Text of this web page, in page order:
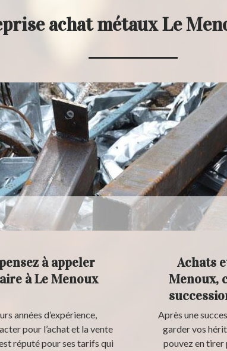
achat métaux Le
à appeler
à Le Menoux
années d’expérience,
pour l’achat et la vente
réputé pour ses tarifs qui
Achats
Menoux,
Après une
garder vos
pouvez en tirer